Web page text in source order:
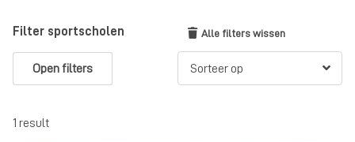
Filter sportscholen
Open filters
Alle filters wissen
1 result